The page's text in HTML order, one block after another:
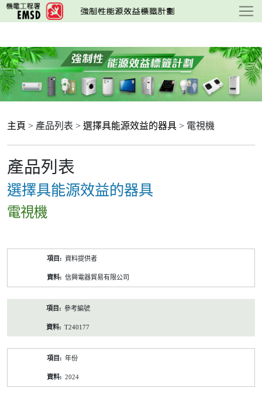
跳
至
要
內
容
主頁 > 產品列表 > 選擇具能源效益的器具 > 電視機
產品列表
選擇具能源效益的器具
電視機
資料提供者
信興電器貿易有限公司
參考編號
T240177
年份
2024